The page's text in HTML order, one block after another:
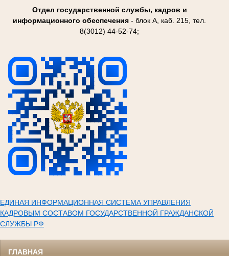
Отдел государственной службы, кадров и
информационного обеспечения - блок А, каб. 215, тел.
8(3012) 44-52-74;
ЕДИНАЯ ИНФОРМАЦИОННАЯ СИСТЕМА УПРАВЛЕНИЯ
КАДРОВЫМ СОСТАВОМ ГОСУДАРСТВЕННОЙ ГРАЖДАНСКОЙ
СЛУЖБЫ РФ
ГЛАВНАЯ